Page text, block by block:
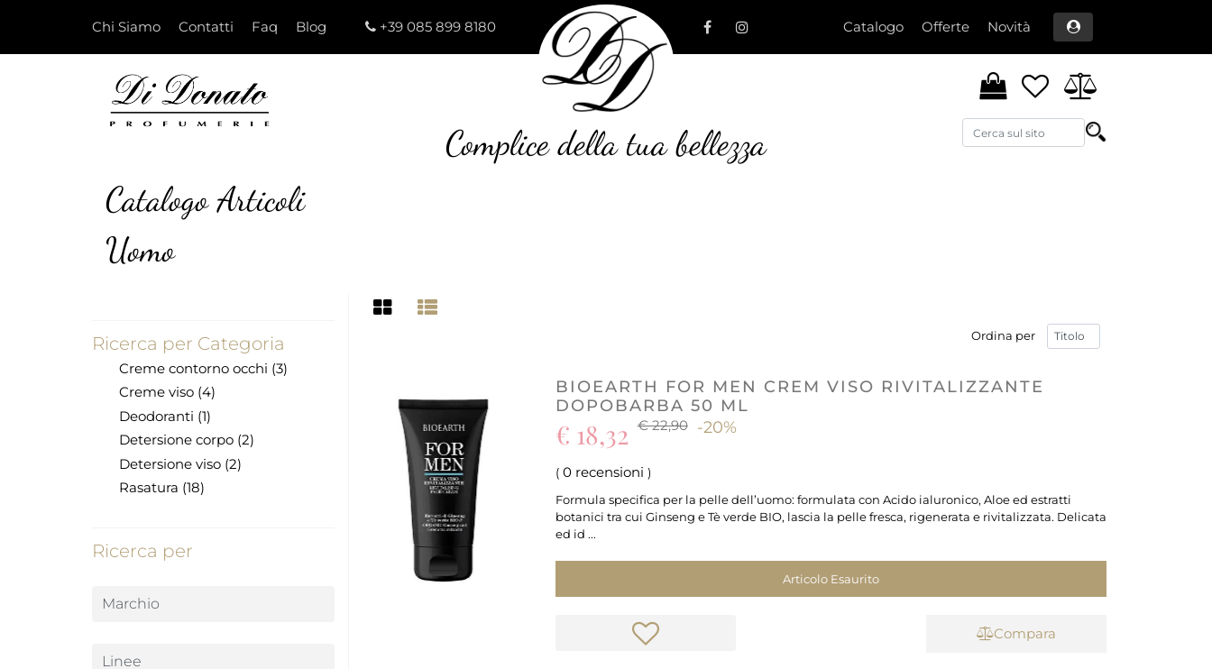
Chi Siamo Contatti Faq Blog +39 085 899 8180 Catalogo Offerte Novità
Complice della tua bellezza
Catalogo Articoli
Uomo
Ricerca per Categoria
Creme contorno occhi (3)
Creme viso (4)
Deodoranti (1)
Detersione corpo (2)
Detersione viso (2)
Rasatura (18)
Ricerca per
Ordina per
BIOEARTH FOR MEN CREM VISO RIVITALIZZANTE
DOPOBARBA 50 ML
€ 22,90 -20%
€ 18,32
( 0 recensioni )
Formula specifica per la pelle dell’uomo: formulata con Acido ialuronico, Aloe ed estratti
botanici tra cui Ginseng e Tè verde BIO, lascia la pelle fresca, rigenerata e rivitalizzata. Delicata
ed id ...
Articolo Esaurito
Compara